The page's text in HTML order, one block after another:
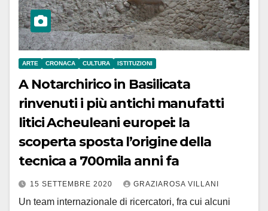
ARTE CRONACA CULTURA ISTITUZIONI
A Notarchirico in Basilicata
rinvenuti i più antichi manufatti
litici Acheuleani europei: la
scoperta sposta l’origine della
tecnica a 700mila anni fa
15 SETTEMBRE 2020 GRAZIAROSA VILLANI
Un team internazionale di ricercatori, fra cui alcuni